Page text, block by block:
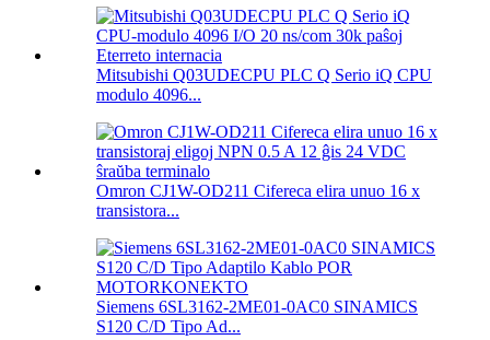
Mitsubishi Q03UDECPU PLC Q Serio iQ CPU
modulo 4096...
Omron CJ1W-OD211 Cifereca elira unuo 16 x
transistora...
Siemens 6SL3162-2ME01-0AC0 SINAMICS
S120 C/D Tipo Ad...